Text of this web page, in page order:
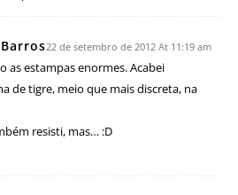
22 de setembro de 2012 At 11:19 am
as estampas enormes. Acabei
de tigre, meio que mais discreta, na
resisti, mas… :D